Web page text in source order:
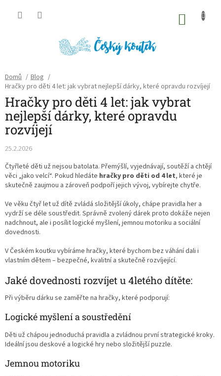
Domů / Blog /
Hračky pro děti 4 let: jak vybrat nejlepší dárky, které opravdu rozvíjejí
Hračky pro děti 4 let: jak vybrat
nejlepší dárky, které opravdu
rozvíjejí
25.2.2026
Čtyřleté děti už nejsou batolata. Přemýšlí, vyjednávají, soutěží a chtějí
věci „jako velcí“. Pokud hledáte hračky pro děti od 4 let, které je
skutečně zaujmou a zároveň podpoří jejich vývoj, vybírejte chytře.
Ve věku čtyř let už dítě zvládá složitější úkoly, chápe pravidla her a
vydrží se déle soustředit. Správně zvolený dárek proto dokáže nejen
nadchnout, ale i posílit logické myšlení, jemnou motoriku a sociální
dovednosti.
V Českém koutku vybíráme hračky, které bychom bez váhání dali i
vlastním dětem – bezpečné, kvalitní a skutečně rozvíjející.
Jaké dovednosti rozvíjet u 4letého dítěte:
Při výběru dárku se zaměřte na hračky, které podporují:
Logické myšlení a soustředění
Děti už chápou jednoduchá pravidla a zvládnou první strategické kroky.
Ideální jsou deskové a logické hry nebo složitější puzzle.
Jemnou motoriku